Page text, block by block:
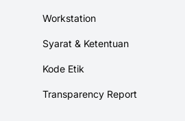
Workstation
Syarat & Ketentuan
Kode Etik
Transparency Report